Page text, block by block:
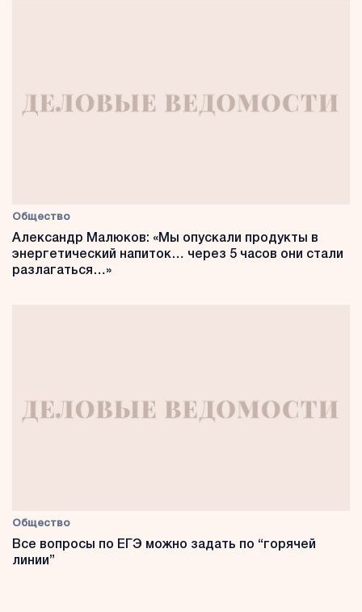
Общество
Александр Малюков: «Мы опускали продукты в
энергетический напиток… через 5 часов они стали
разлагаться…»
Общество
Все вопросы по ЕГЭ можно задать по “горячей
линии”